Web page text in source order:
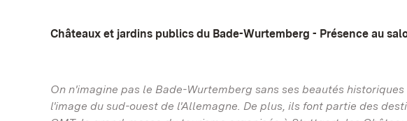
Châteaux et jardins publics du Bade-Wurtemberg - Présence au
On n'imagine pas le Bade-Wurtemberg sans ses beautés
l'image du sud-ouest de l'Allemagne. De plus, ils font partie des